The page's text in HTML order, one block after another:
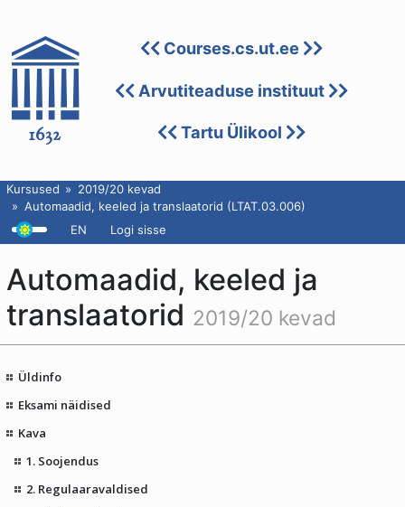
Courses.cs.ut.ee
Arvutiteaduse instituut
Tartu Ülikool
Kursused
2019/20 kevad
Automaadid, keeled ja translaatorid (LTAT.03.006)
EN
Logi sisse
Automaadid, keeled ja
translaatorid 2019/20 kevad
Üldinfo
Eksami näidised
Kava
1. Soojendus
2. Regulaaravaldised